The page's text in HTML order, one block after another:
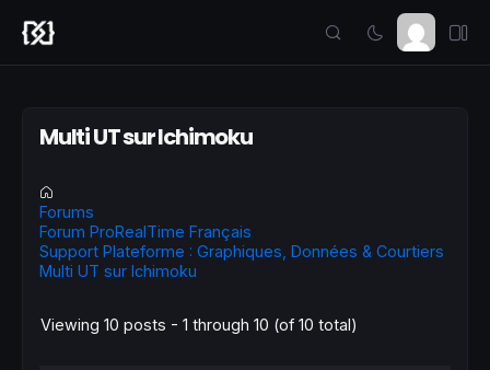
Multi UT sur Ichimoku
Forums
Forum ProRealTime Français
Support Plateforme : Graphiques, Données & Courtiers
Multi UT sur Ichimoku
Viewing 10 posts - 1 through 10 (of 10 total)